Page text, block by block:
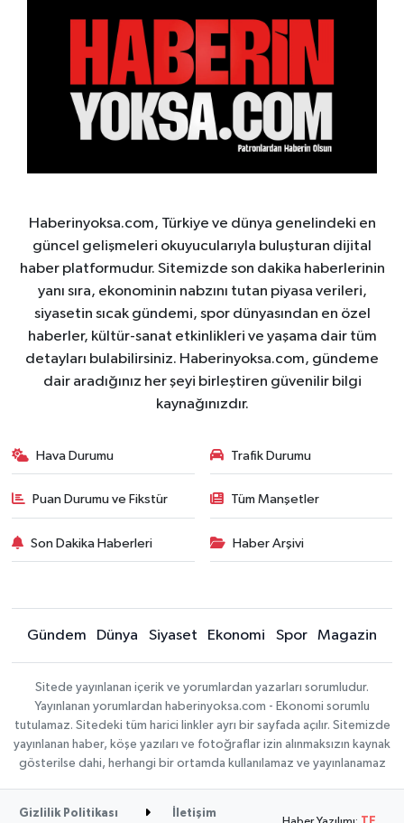
Haberinyoksa.com, Türkiye ve dünya genelindeki en
güncel gelişmeleri okuyucularıyla buluşturan dijital
haber platformudur. Sitemizde son dakika haberlerinin
yanı sıra, ekonominin nabzını tutan piyasa verileri,
siyasetin sıcak gündemi, spor dünyasından en özel
haberler, kültür-sanat etkinlikleri ve yaşama dair tüm
detayları bulabilirsiniz. Haberinyoksa.com, gündeme
dair aradığınız her şeyi birleştiren güvenilir bilgi
kaynağınızdır.
Hava Durumu Trafik Durumu
Puan Durumu ve Fikstür Tüm Manşetler
Son Dakika Haberleri Haber Arşivi
Gündem Dünya Siyaset Ekonomi Spor Magazin
Sitede yayınlanan içerik ve yorumlardan yazarları sorumludur.
Yayınlanan yorumlardan haberinyoksa.com - Ekonomi sorumlu
tutulamaz. Sitedeki tüm harici linkler ayrı bir sayfada açılır. Sitemizde
yayınlanan haber, köşe yazıları ve fotoğraflar izin alınmaksızın kaynak
gösterilse dahi, herhangi bir ortamda kullanılamaz ve yayınlanamaz
Gizlilik Politikası İletişim